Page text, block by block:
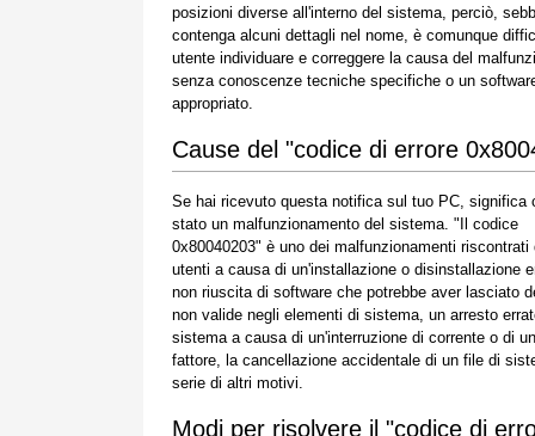
posizioni diverse all'interno del sistema, perciò,
contenga alcuni dettagli nel nome, è comunque
utente individuare e correggere la causa del
senza conoscenze tecniche specifiche o un
appropriato.
Cause del "codice di errore
Se hai ricevuto questa notifica sul tuo PC, significa
stato un malfunzionamento del sistema. "Il codice
0x80040203" è uno dei malfunzionamenti riscontrati
utenti a causa di un'installazione o disinstallazione
non riuscita di software che potrebbe aver lasciato
non valide negli elementi di sistema, un arresto
sistema a causa di un'interruzione di corrente o di
fattore, la cancellazione accidentale di un file di
serie di altri motivi.
Modi per risolvere il "codice di